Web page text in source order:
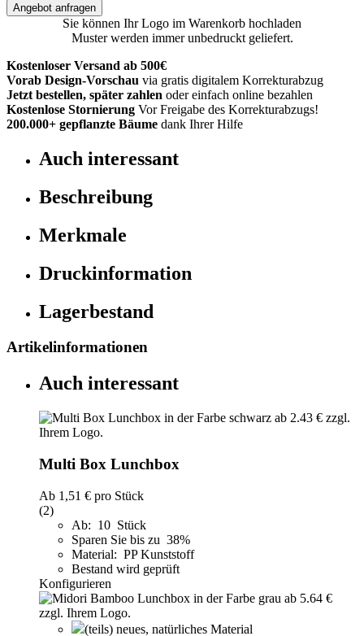
Angebot anfragen
Sie können Ihr Logo im Warenkorb hochladen
Muster werden immer unbedruckt geliefert.
Kostenloser Versand ab 500€
Vorab Design-Vorschau via gratis digitalem Korrekturabzug
Jetzt bestellen, später zahlen oder einfach online bezahlen
Kostenlose Stornierung Vor Freigabe des Korrekturabzugs!
200.000+ gepflanzte Bäume dank Ihrer Hilfe
Auch interessant
Beschreibung
Merkmale
Druckinformation
Lagerbestand
Artikelinformationen
Auch interessant
Multi Box Lunchbox
Ab 1,51 € pro Stück
(2)
Ab: 10 Stück
Sparen Sie bis zu 38%
Material: PP Kunststoff
Bestand wird geprüft
Konfigurieren
(teils) neues, natürliches Material